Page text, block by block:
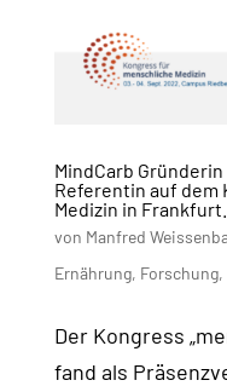
MindCarb
Referentin auf dem
Medizin in Frankfurt.
von Manfred
Ernährung, Forschung,
Der Kongress
fand als